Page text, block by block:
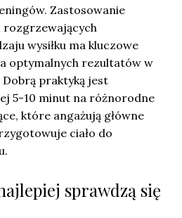
Zastosowanie
rozgrzewających
wysiłku ma kluczowe
optymalnych rezultatów w
Dobrą praktyką jest
5-10 minut na różnorodne
które angażują główne
ciało do
sprawdzą się